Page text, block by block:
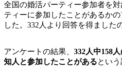
全国の婚活パーティー参加者を
ティーに参加したことがあるか
した。332人より回答を得ました
アンケートの結果、 332人中158
知人と参加したことがあるとい